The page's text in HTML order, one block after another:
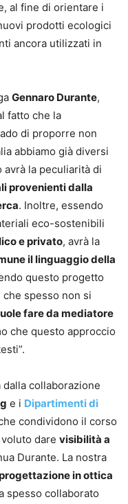
al fine di orientare i
prodotti ecologici
ancora utilizzati in
Gennaro Durante,
fatto che la
di proporre non
abbiamo già diversi
la peculiarità di
provenienti dalla
. Inoltre, essendo
eco-sostenibili
e privato, avrà la
il linguaggio della
questo progetto
spesso non si
fare da mediatore
che questo approccio
dalla collaborazione
e i Dipartimenti di
condividono il corso
voluto dare visibilità a
Durante. La nostra
in ottica
spesso collaborato